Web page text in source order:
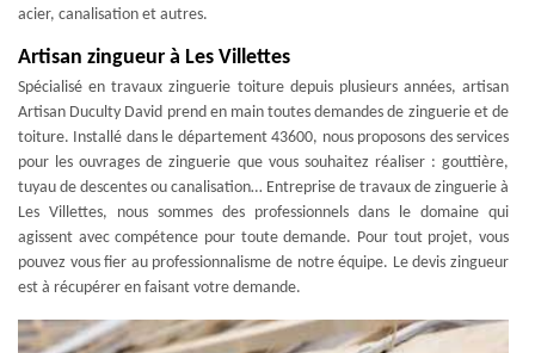
acier, canalisation et autres.
Artisan zingueur à Les Villettes
Spécialisé en travaux zinguerie toiture depuis plusieurs années, artisan
Artisan Duculty David prend en main toutes demandes de zinguerie et de
toiture. Installé dans le département 43600, nous proposons des services
pour les ouvrages de zinguerie que vous souhaitez réaliser : gouttière,
tuyau de descentes ou canalisation… Entreprise de travaux de zinguerie à
Les Villettes, nous sommes des professionnels dans le domaine qui
agissent avec compétence pour toute demande. Pour tout projet, vous
pouvez vous fier au professionnalisme de notre équipe. Le devis zingueur
est à récupérer en faisant votre demande.